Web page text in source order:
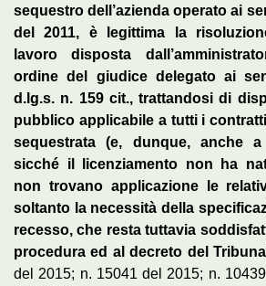
sequestro dell’azienda operato ai
del 2011, è legittima la
lavoro disposta
ordine del giudice delegato ai
d.lg.s. n. 159 cit., trattandosi di
pubblico applicabile a tutti i
sequestrata (e, dunque, anche
sicché il licenziamento non ha
non trovano applicazione le
soltanto la necessità della
recesso, che resta tuttavia
procedura ed al decreto del
del 2015; n. 15041 del 2015; n.